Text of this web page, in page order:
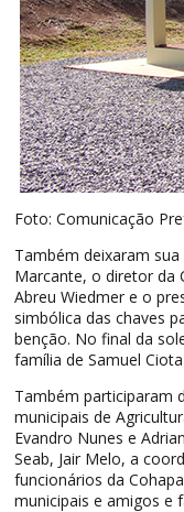
Foto: Comunicação
Também deixaram
Marcante, o diretor da
Abreu Wiedmer e o
simbólica das chaves
benção. No final da
família de Samuel
Também participaram
municipais de
Evandro Nunes e
Seab, Jair Melo, a
funcionários da
municipais e amigos e